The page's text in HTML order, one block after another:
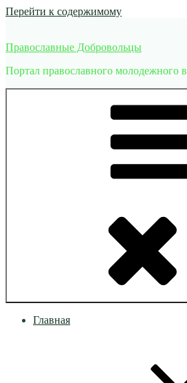
Перейти к содержимому
Православные Добровольцы
Портал православного молодежного
Главная